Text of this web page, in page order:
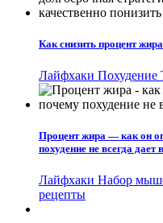
Как снизить процент
Лайфхаки Похудение
Процент жира — как он
похудение не всегда
Лайфхаки Набор
рецепты